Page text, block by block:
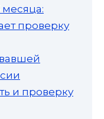
месяца:
проверку
и проверку